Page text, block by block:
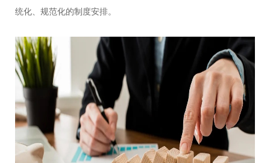
统化、规范化的制度安排。